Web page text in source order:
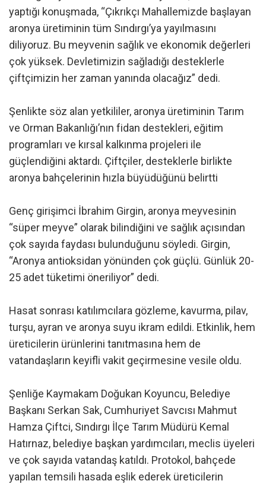
yaptığı konuşmada, “Çıkrıkçı Mahallemizde başlayan
aronya üretiminin tüm Sındırgı’ya yayılmasını
diliyoruz. Bu meyvenin sağlık ve ekonomik değerleri
çok yüksek. Devletimizin sağladığı desteklerle
çiftçimizin her zaman yanında olacağız” dedi.
Şenlikte söz alan yetkililer, aronya üretiminin Tarım
ve Orman Bakanlığı’nın fidan destekleri, eğitim
programları ve kırsal kalkınma projeleri ile
güçlendiğini aktardı. Çiftçiler, desteklerle birlikte
aronya bahçelerinin hızla büyüdüğünü belirtti
Genç girişimci İbrahim Girgin, aronya meyvesinin
“süper meyve” olarak bilindiğini ve sağlık açısından
çok sayıda faydası bulunduğunu söyledi. Girgin,
“Aronya antioksidan yönünden çok güçlü. Günlük 20-
25 adet tüketimi öneriliyor” dedi.
Hasat sonrası katılımcılara gözleme, kavurma, pilav,
turşu, ayran ve aronya suyu ikram edildi. Etkinlik, hem
üreticilerin ürünlerini tanıtmasına hem de
vatandaşların keyifli vakit geçirmesine vesile oldu.
Şenliğe Kaymakam Doğukan Koyuncu, Belediye
Başkanı Serkan Sak, Cumhuriyet Savcısı Mahmut
Hamza Çiftci, Sındırgı İlçe Tarım Müdürü Kemal
Hatırnaz, belediye başkan yardımcıları, meclis üyeleri
ve çok sayıda vatandaş katıldı. Protokol, bahçede
yapılan temsili hasada eşlik ederek üreticilerin